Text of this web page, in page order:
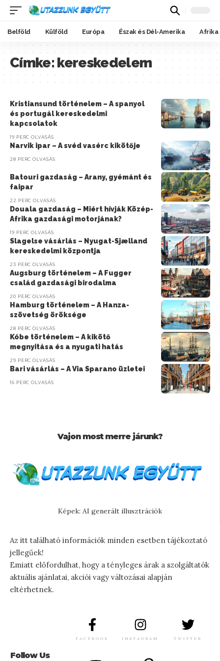
Belföld Külföld Európa Észak és Dél-Amerika Afrika
Címke:kereskedelem
Kristiansund történelem – A spanyol
és portugál kereskedelmi
kapcsolatok
19 PERC OLVASÁS
Narvik ipar – A svéd vasérc kikötője
28 PERC OLVASÁS
Batouri gazdaság – Arany, gyémánt és
faipar
22 PERC OLVASÁS
Douala gazdaság – Miért hívják Közép-
Afrika gazdasági motorjának?
19 PERC OLVASÁS
Slagelse vásárlás – Nyugat-Sjælland
kereskedelmi központja
23 PERC OLVASÁS
Augsburg történelem – A Fugger
család gazdasági birodalma
20 PERC OLVASÁS
Hamburg történelem – A Hanza-
szövetség öröksége
28 PERC OLVASÁS
Kóbe történelem – A kikötő
megnyitása és a nyugati hatás
29 PERC OLVASÁS
Bari vásárlás – A Via Sparano üzletei
16 PERC OLVASÁS
Vajon most merre járunk?
Képek: AI generált illusztrációk
Az itt található információk minden esetben tájékoztató
jellegűek!
Emiatt előfordulhat, hogy a tényleges árak a szolgáltatók
aktuális ajánlatai, akciói vagy változásai alapján
eltérhetnek.
Follow Us
FACEBOOK INSTAGRAM TWITTER